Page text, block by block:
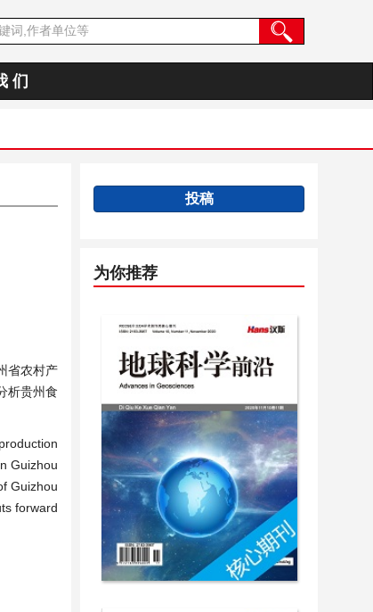
们
省农村产
析贵州食
Guizhou
Guizhou
forward
投稿
为你推荐